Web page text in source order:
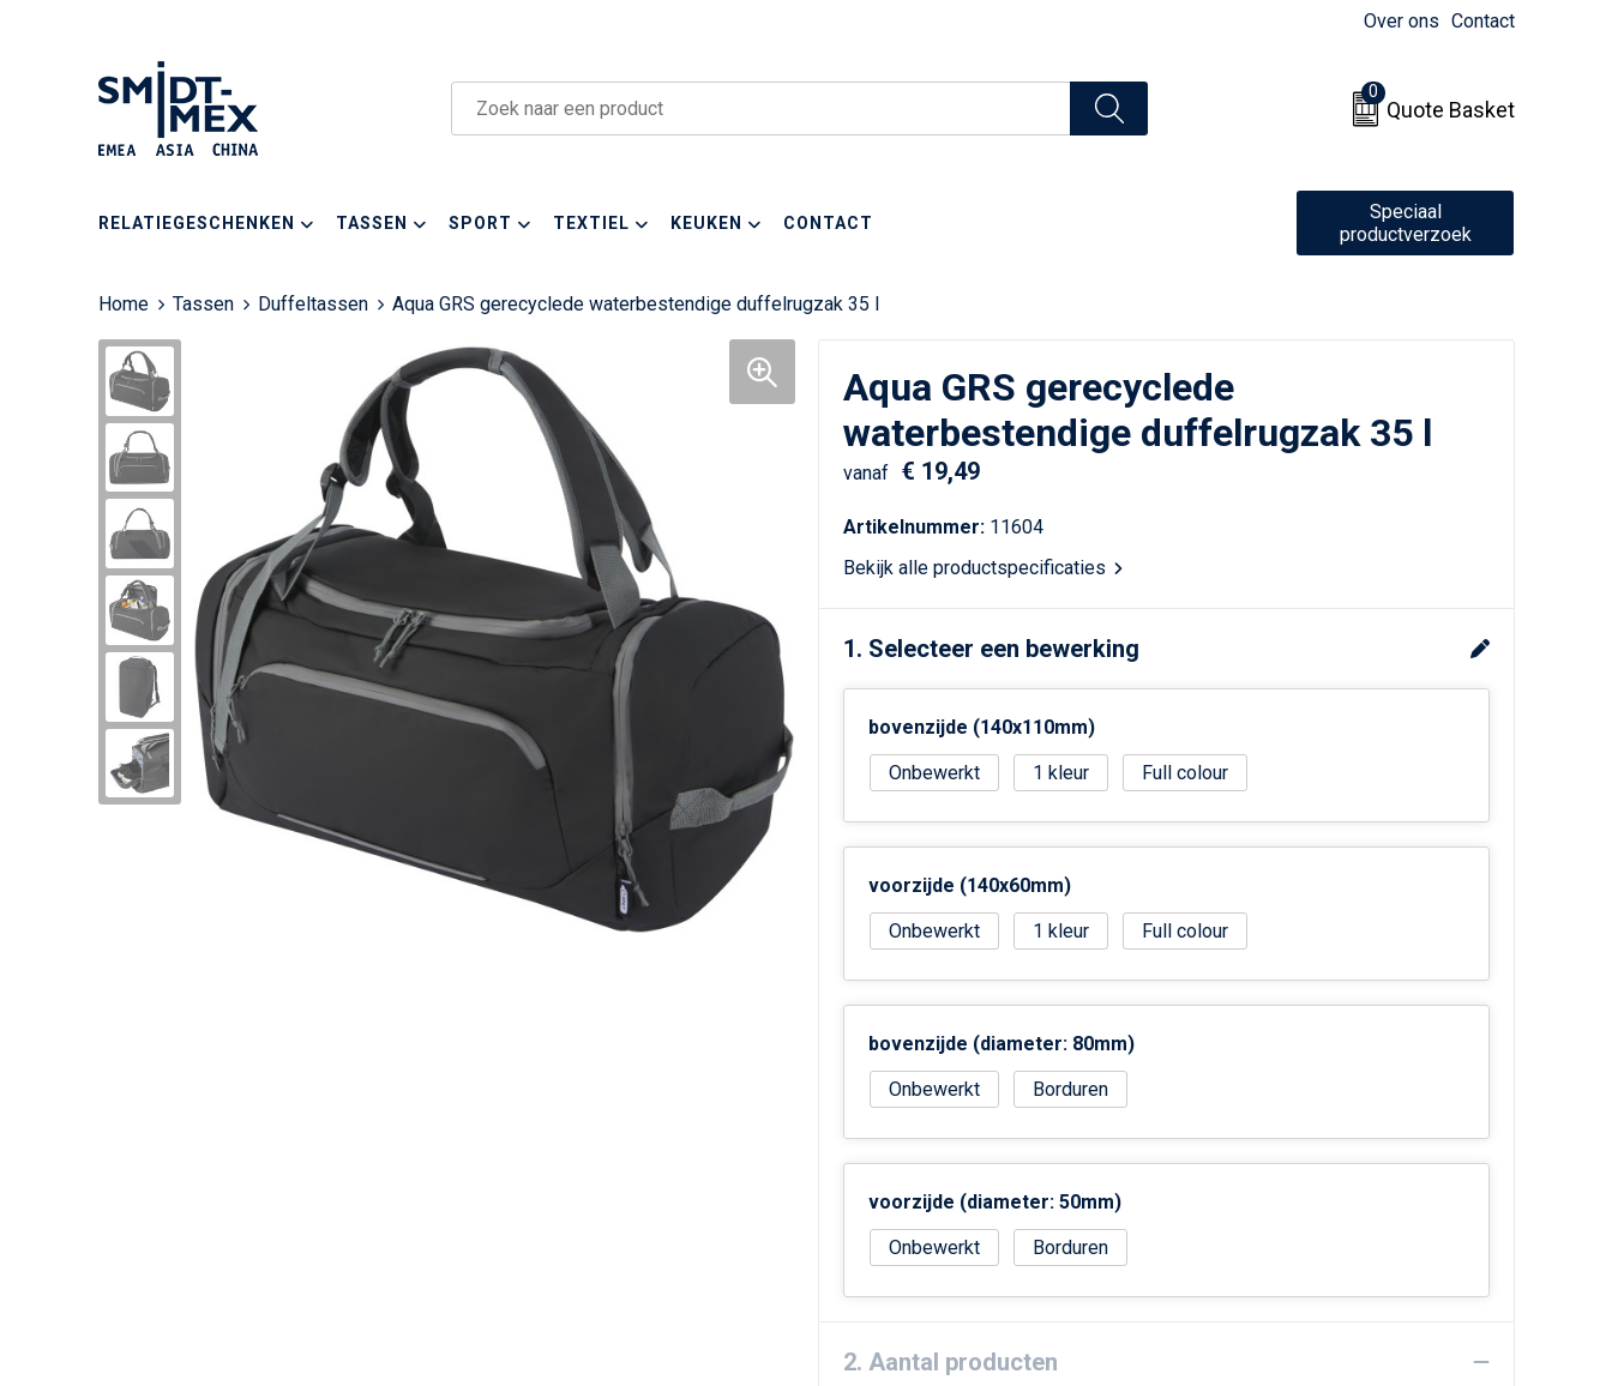
Over ons Contact
0
Quote Basket
RELATIEGESCHENKEN TASSEN SPORT TEXTIEL KEUKEN CONTACT
Speciaal
productverzoek
Home Tassen Duffeltassen Aqua GRS gerecyclede waterbestendige duffelrugzak 35 l
Aqua GRS gerecyclede
waterbestendige duffelrugzak 35 l
vanaf € 19,49
Artikelnummer: 11604
Bekijk alle productspecificaties
1. Selecteer een bewerking
bovenzijde (140x110mm)
Onbewerkt
1 Full colour
voorzijde (140x60mm)
Onbewerkt
1 Full colour
bovenzijde (diameter: 80mm)
Onbewerkt
Borduren
voorzijde (diameter: 50mm)
Onbewerkt
Borduren
2. Aantal producten